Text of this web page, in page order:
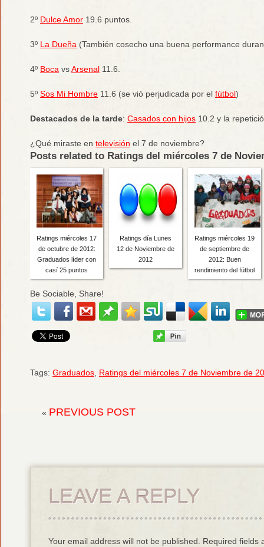
2º Dulce Amor 19.6 puntos.
3º La Dueña (También cosecho una buena performance
4º Boca vsArsenal 11.6.
5º Sos Mi Hombre 11.6 (se vió perjudicada por el fútbol)
Destacados de la tarde: Casados con hijos 10.2 y la
¿Qué miraste en televisión el 7 de noviembre?
Posts related to Ratings del miércoles 7 de
Ratings miércoles 17
de octubre de 2012:
Graduados líder con
casí 25 puntos
Ratings día Lunes
12 de Noviembre de
2012
Ratings miércoles 19
de septiembre de
2012: Buen
rendimiento del fútbol
Be Sociable, Share!
Tags: Graduados Ratings del miércoles 7 de Noviembre de
« PREVIOUS POST
LEAVE A REPLY
Your email address will not be published. Required fields